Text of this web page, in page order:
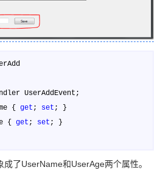
UserAddEvent;
{ get ; set ; }
{ get ; set ; }
了UserName和UserAge两个属性。